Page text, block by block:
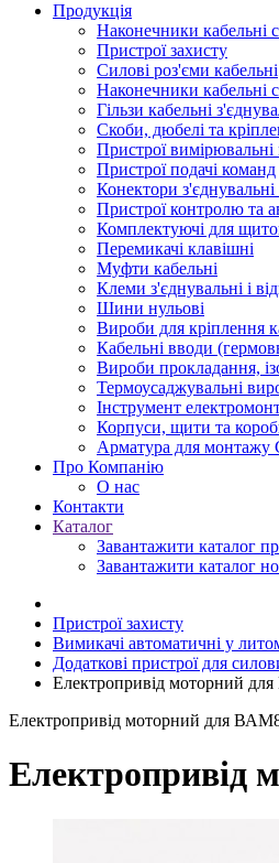
Продукція
Наконечники кабельні
Пристрої захисту
Силові роз'єми кабельні
Наконечники кабельні
Гільзи кабельні
Скоби, дюбелі та
Пристрої вимірювальні
Пристрої подачі команд
Конектори з'єднувальні
Пристрої контролю та
Комплектуючі для
Перемикачі клавішні
Муфти кабельні
Клеми з'єднувальні і
Шини нульові
Вироби для кріплення
Кабельні вводи
Вироби прокладання,
Термоусаджувальні
Інструмент
Корпуси, щити та
Арматура для монтажу
Про Компанію
О нас
Контакти
Каталог
Завантажити каталог
Завантажити каталог
Пристрої захисту
Вимикачі автоматичні у
Додаткові пристрої для
Електропривід моторний
Електропривід моторний для
Електропривід